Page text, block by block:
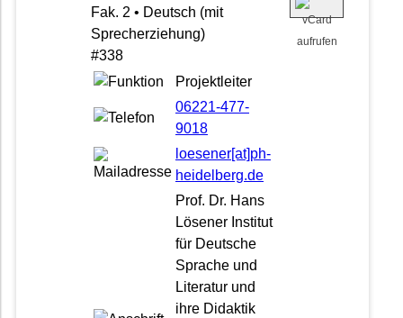
Fak. 2 • Deutsch (mit
Sprecherziehung)
#338
Projektleiter
06221-477-
9018
loesener[at]ph-
heidelberg.de
Prof. Dr. Hans
Lösener Institut
für Deutsche
Sprache und
Literatur und
ihre Didaktik